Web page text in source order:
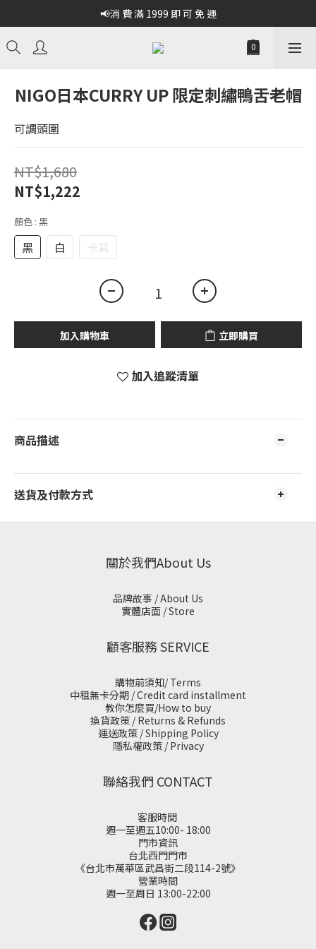
📢消 費 滿 1999 即 可 免 運
NIGO日本CURRY UP 限定刺繡鴨舌老帽
可調頭圍
NT$1,680
NT$1,222
顏色 : 黑
黑 白 卡其
加入購物車 立即購買
加入追蹤清單
商品描述
送貨及付款方式
關於我們About Us
品牌故事 / About Us
實體店面 / Store
顧客服務 SERVICE
購物前須知/ Terms
中租無卡分期 / Credit card installment
教你怎麼買/How to buy
換貨政策 / Returns & Refunds
運送政策 / Shipping Policy
隱私權政策 / Privacy
聯絡我們 CONTACT
客服時間
週一至週五10:00- 18:00
門市資訊
台北西門門市
《台北市萬華區武昌街二段114-2號》
營業時間
週一至周日 13:00-22:00